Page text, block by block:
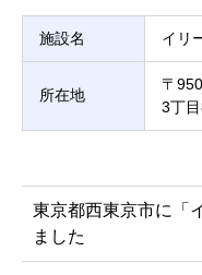
会社概要
介護用語をわかり
有料老人ホームと
有料老人ホームを
見学予約
採用情報
施設名 イリ
所在地
〒
3丁
東京都西東京市に「
ました